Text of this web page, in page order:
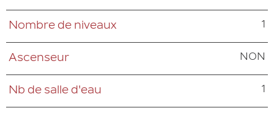
Nombre de niveaux 1
Ascenseur NON
Nb de salle d'eau 1